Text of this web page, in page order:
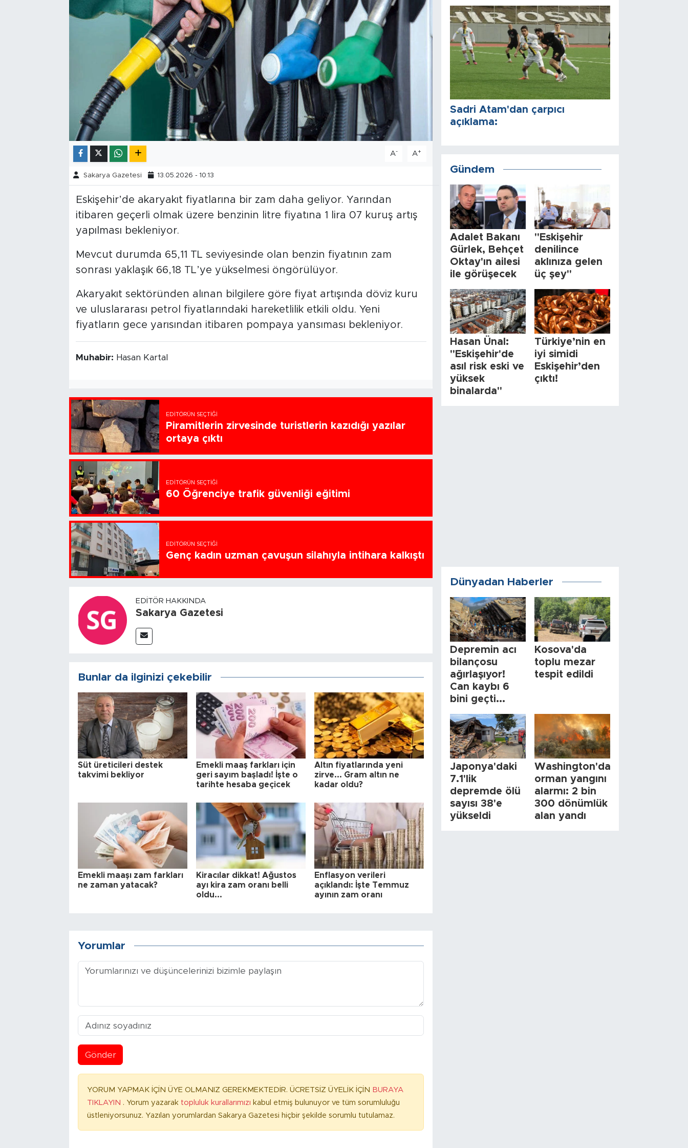
A- A+
Sakarya Gazetesi 13.05.2026 - 10:13
Eskişehir’de akaryakıt fiyatlarına bir zam daha geliyor. Yarından
itibaren geçerli olmak üzere benzinin litre fiyatına 1 lira 07 kuruş artış
yapılması bekleniyor.
Mevcut durumda 65,11 TL seviyesinde olan benzin fiyatının zam
sonrası yaklaşık 66,18 TL’ye yükselmesi öngörülüyor.
Akaryakıt sektöründen alınan bilgilere göre fiyat artışında döviz kuru
ve uluslararası petrol fiyatlarındaki hareketlilik etkili oldu. Yeni
fiyatların gece yarısından itibaren pompaya yansıması bekleniyor.
Muhabir: Hasan Kartal
EDITÖRÜN SEÇTIĞI
Piramitlerin zirvesinde turistlerin kazıdığı yazılar
ortaya çıktı
EDITÖRÜN SEÇTIĞI
60 Öğrenciye trafik güvenliği eğitimi
EDITÖRÜN SEÇTIĞI
Genç kadın uzman çavuşun silahıyla intihara kalkıştı
EDITÖR HAKKINDA
Sakarya Gazetesi
Bunlar da ilginizi çekebilir
Süt üreticileri destek
takvimi bekliyor
Emekli maaş farkları için
geri sayım başladı! İşte o
tarihte hesaba geçicek
Altın fiyatlarında yeni
zirve... Gram altın ne
kadar oldu?
Emekli maaşı zam farkları
ne zaman yatacak?
Kiracılar dikkat! Ağustos
ayı kira zam oranı belli
oldu...
Enflasyon verileri
açıklandı: İşte Temmuz
ayının zam oranı
Yorumlar
Gönder
YORUM YAPMAK İÇİN ÜYE OLMANIZ GEREKMEKTEDİR. ÜCRETSİZ ÜYELİK İÇİN BURAYA
TIKLAYIN . Yorum yazarak topluluk kurallarımızı kabul etmiş bulunuyor ve tüm sorumluluğu
üstleniyorsunuz. Yazılan yorumlardan Sakarya Gazetesi hiçbir şekilde sorumlu tutulamaz.
Sadri Atam'dan çarpıcı
açıklama:
Gündem
Adalet Bakanı
Gürlek, Behçet
Oktay'ın ailesi
ile görüşecek
"Eskişehir
denilince
aklınıza gelen
üç şey"
Hasan Ünal:
"Eskişehir'de
asıl risk eski ve
yüksek
binalarda"
Türkiye’nin en
iyi simidi
Eskişehir’den
çıktı!
Dünyadan Haberler
Depremin acı
bilançosu
ağırlaşıyor!
Can kaybı 6
bini geçti...
Kosova'da
toplu mezar
tespit edildi
Japonya'daki
7.1'lik
depremde ölü
sayısı 38'e
yükseldi
Washington'da
orman yangını
alarmı: 2 bin
300 dönümlük
alan yandı